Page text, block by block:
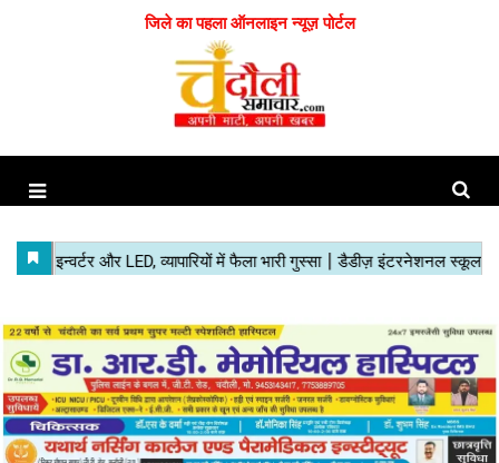
जिले का पहला ऑनलाइन न्यूज़ पोर्टल